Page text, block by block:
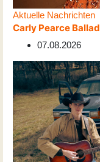
Aktuelle Nachrichten
Carly Pearce
07.08.2026